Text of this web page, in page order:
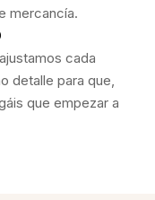
mercancía.
cada
detalle para que,
que empezar a